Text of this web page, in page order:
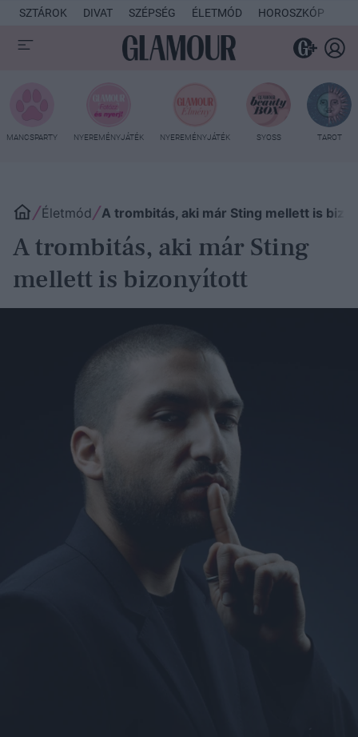
SZTÁROK DIVAT SZÉPSÉG ÉLETMÓD HOROSZKÓP
MANCSPARTY NYEREMÉNYJÁTÉK NYEREMÉNYJÁTÉK SYOSS TAROT
Életmód A trombitás, aki már Sting mellett is
A trombitás, aki már Sting
mellett is bizonyított